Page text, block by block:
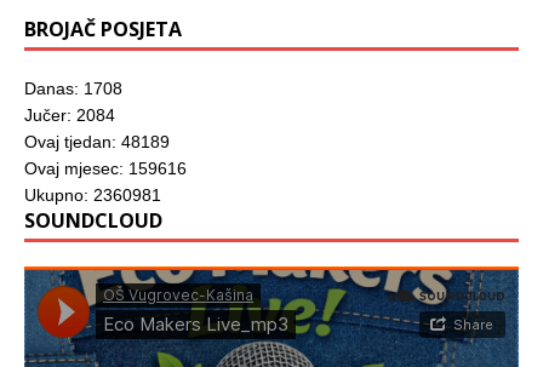
BROJAČ POSJETA
Danas: 1708
Jučer: 2084
Ovaj tjedan: 48189
Ovaj mjesec: 159616
Ukupno: 2360981
SOUNDCLOUD